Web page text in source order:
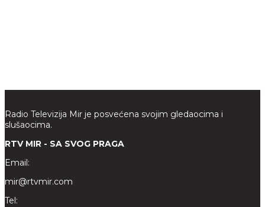
Radio Televizija Mir je posvećena svojim gledaocima i
slušaocima.
RTV MIR - SA SVOG PRAGA
Email:
mir@rtvmir.com
Tel: